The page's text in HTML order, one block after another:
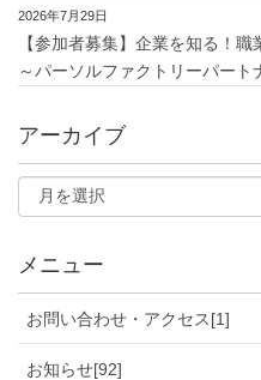
2026年7月29日
【参加者募集】企業を知る！
～パーソルファクトリーパート
アーカイブ
メニュー
お問い合わせ・アクセス[1]
お知らせ[92]